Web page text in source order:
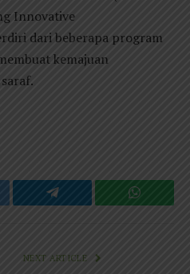
Innovative
dari beberapa program
kemajuan
Telegram
NEXT ARTICLE